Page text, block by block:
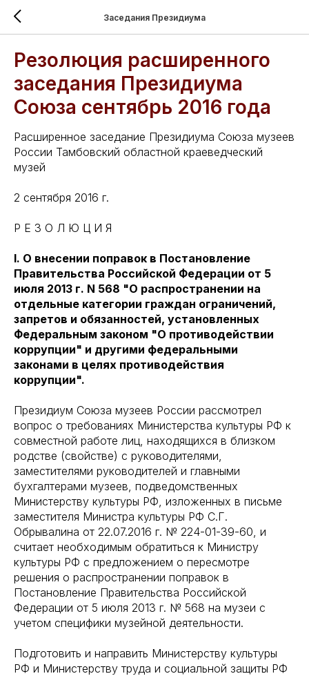
Заседания Президиума
Резолюция расширенного
заседания Президиума
Союза сентябрь 2016 года
Расширенное заседание Президиума Союза музеев
России Тамбовский областной краеведческий
музей
2 сентября 2016 г.
Р Е З О Л Ю Ц И Я
I. О внесении поправок в Постановление
Правительства Российской Федерации от 5
июля 2013 г. N 568 "О распространении на
отдельные категории граждан ограничений,
запретов и обязанностей, установленных
Федеральным законом "О противодействии
коррупции" и другими федеральными
законами в целях противодействия
коррупции".
Президиум Союза музеев России рассмотрел
вопрос о требованиях Министерства культуры РФ к
совместной работе лиц, находящихся в близком
родстве (свойстве) с руководителями,
заместителями руководителей и главными
бухгалтерами музеев, подведомственных
Министерству культуры РФ, изложенных в письме
заместителя Министра культуры РФ С.Г.
Обрывалина от 22.07.2016 г. № 224-01-39-60, и
считает необходимым обратиться к Министру
культуры РФ с предложением о пересмотре
решения о распространении поправок в
Постановление Правительства Российской
Федерации от 5 июля 2013 г. № 568 на музеи с
учетом специфики музейной деятельности.
Подготовить и направить Министерству культуры
РФ и Министерству труда и социальной защиты РФ